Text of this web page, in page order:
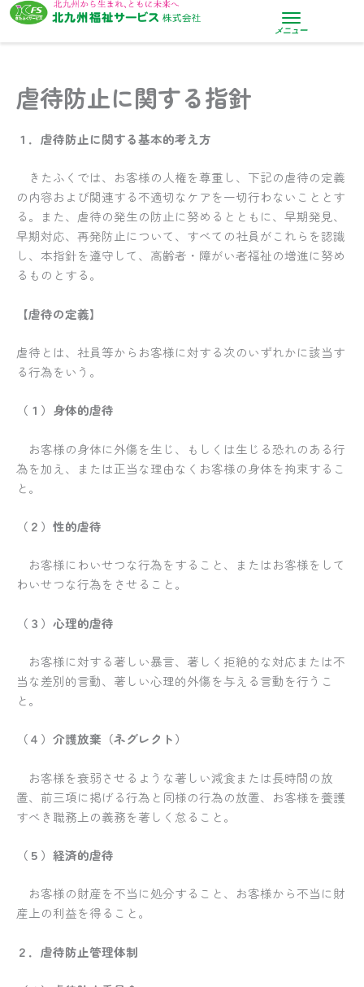
内
を
メニュー
虐待防止に関する指針
１．虐待防止に関する基本的考え方
きたふくでは、お客様の人権を尊重し、下記の虐待の定義
の内容および関連する不適切なケアを一切行わないこととす
る。また、虐待の発生の防止に努めるとともに、早期発見、
早期対応、再発防止について、すべての社員がこれらを認識
し、本指針を遵守して、高齢者・障がい者福祉の増進に努め
るものとする。
【虐待の定義】
虐待とは、社員等からお客様に対する次のいずれかに該当す
る行為をいう。
（１）身体的虐待
お客様の身体に外傷を生じ、もしくは生じる恐れのある行
為を加え、または正当な理由なくお客様の身体を拘束するこ
と。
（２）性的虐待
お客様にわいせつな行為をすること、またはお客様をして
わいせつな行為をさせること。
（３）心理的虐待
お客様に対する著しい暴言、著しく拒絶的な対応または不
当な差別的言動、著しい心理的外傷を与える言動を行うこ
と。
（４）介護放棄（ネグレクト）
お客様を衰弱させるような著しい減食または長時間の放
置、前三項に掲げる行為と同様の行為の放置、お客様を養護
すべき職務上の義務を著しく怠ること。
（５）経済的虐待
お客様の財産を不当に処分すること、お客様から不当に財
産上の利益を得ること。
２．虐待防止管理体制